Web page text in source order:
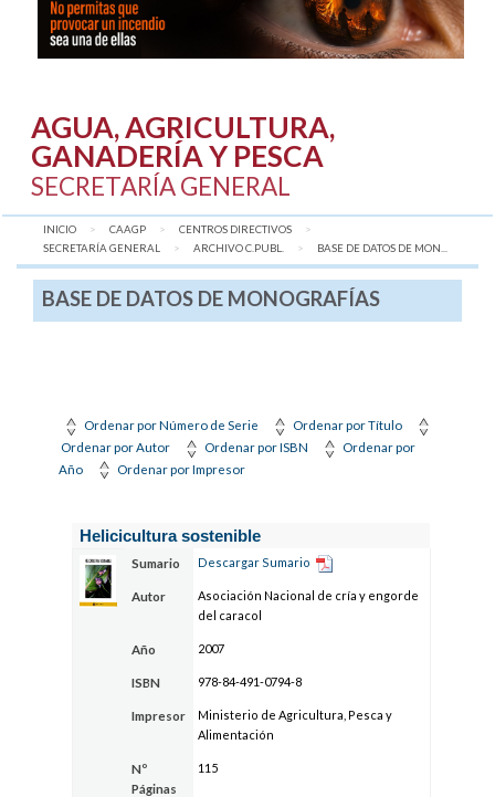
AGUA, AGRICULTURA,
GANADERÍA Y PESCA
SECRETARÍA GENERAL
INICIO CAAGP
CENTROS DIRECTIVOS
SECRETARÍA GENERAL
ARCHIVO C.PUBL. AQUÍ:
BASE DE DATOS DE MON...
BASE DE DATOS DE MONOGRAFÍAS
Ordenar por Número de Serie
Ordenar por Título
Ordenar por Autor
Ordenar por ISBN
Ordenar por
Año
Ordenar por Impresor
Helicicultura sostenible
Sumario Descargar Sumario
Autor
Asociación Nacional de cría y engorde
del caracol
Año 2007
ISBN 978-84-491-0794-8
Impresor
Ministerio de Agricultura, Pesca y
Alimentación
Nº
Páginas
115